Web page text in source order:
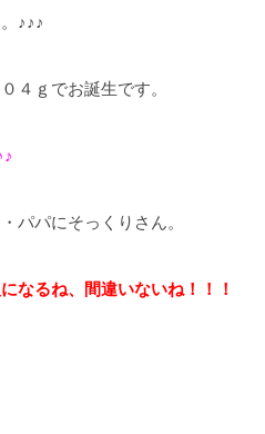
♪♪♪
４ｇでお誕生です。
パにそっくりさん。
なるね、間違いないね！！！